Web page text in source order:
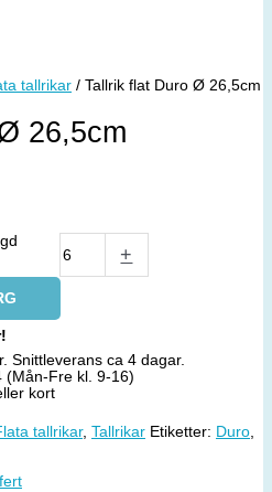
tallrikar / Tallrik flat Duro Ø 26,5cm
26,5cm
+
Snittleverans ca 4 dagar.
(Mån-Fre kl. 9-16)
kort
tallrikar, Tallrikar Etiketter: Duro,